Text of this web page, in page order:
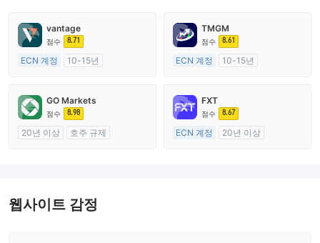
vantage
점수 8.71
ECN 계정
10-15년
외환 거래 라이선스 (MM)
마스터 레이블 MT4
TMGM
점수 8.61
ECN 계정
10-15년
외환 거래 라이선스 (MM)
마스터 레이블 MT4
GO Markets
점수 8.98
20년 이상
호주 규제
FXT
점수 8.67
ECN 계정
20년 이상
웹사이트 감정